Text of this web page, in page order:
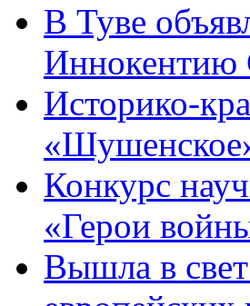
В Туве
Иннокентию
Историко-
Конкурс
«Герои
Вышла в